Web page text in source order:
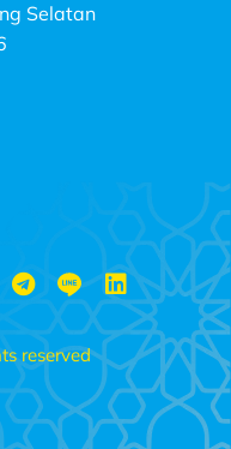
Selatan
reserved